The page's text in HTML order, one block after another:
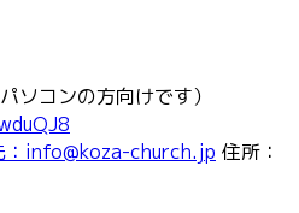
ソコンの方向けです）
：info@koza-church.jp 住所：